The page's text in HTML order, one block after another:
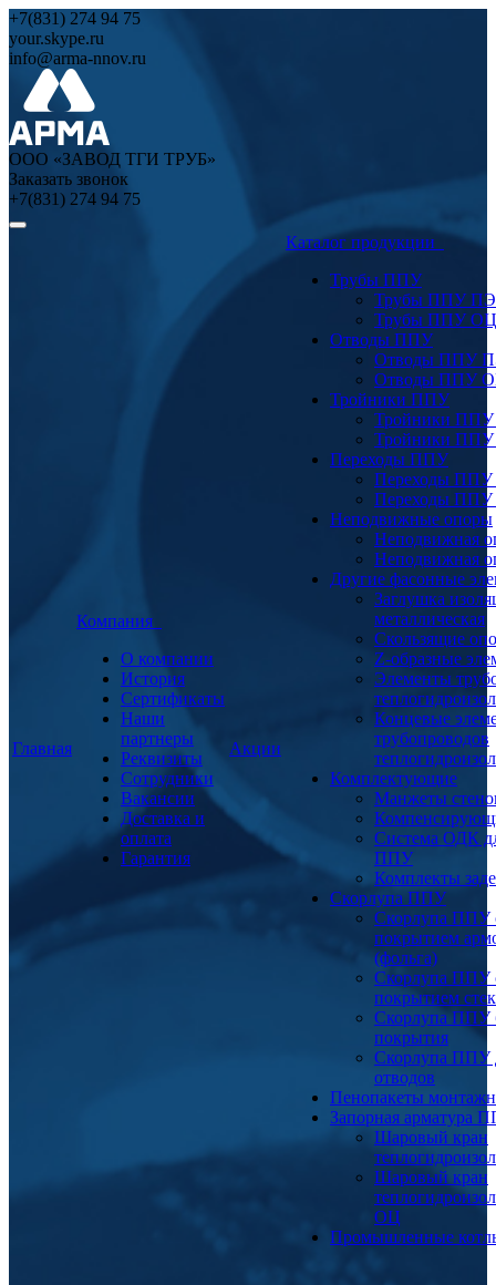
+7(831) 274 94 75
your.skype.ru
info@arma-nnov.ru
ООО «ЗАВОД ТГИ ТРУБ»
Заказать звонок
+7(831) 274 94 75
Главная
Компания
О компании
История
Сертификаты
Наши
партнеры
Реквизиты
Сотрудники
Вакансии
Доставка и
оплата
Гарантия
Акции
Каталог продукции
Трубы ППУ
Трубы ППУ ПЭ
Трубы ППУ ОЦ
Отводы ППУ
Отводы ППУ
Отводы ППУ
Тройники ППУ
Тройники
Тройники
Переходы ППУ
Переходы
Переходы
Неподвижные опоры
Неподвижная
Неподвижная
Другие фасонные
Заглушка
металлическая
Скользящие
Z-образные
Элементы
Концевые
трубопроводов
Комплектующие
Манжеты
Система ОДК
ППУ
Комплекты
Скорлупа ППУ
Скорлупа ППУ
покрытием
(фольга)
Скорлупа ППУ
покрытием
Скорлупа ППУ
покрытия
Скорлупа ППУ
отводов
Пенопакеты
Запорная арматура
Шаровый кран
Шаровый кран
ОЦ
Промышленные